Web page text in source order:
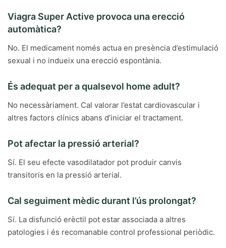
Viagra Super Active provoca una erecció
automàtica?
No. El medicament només actua en presència d’estimulació
sexual i no indueix una erecció espontània.
És adequat per a qualsevol home adult?
No necessàriament. Cal valorar l’estat cardiovascular i
altres factors clínics abans d’iniciar el tractament.
Pot afectar la pressió arterial?
Sí. El seu efecte vasodilatador pot produir canvis
transitoris en la pressió arterial.
Cal seguiment mèdic durant l’ús prolongat?
Sí. La disfunció erèctil pot estar associada a altres
patologies i és recomanable control professional periòdic.